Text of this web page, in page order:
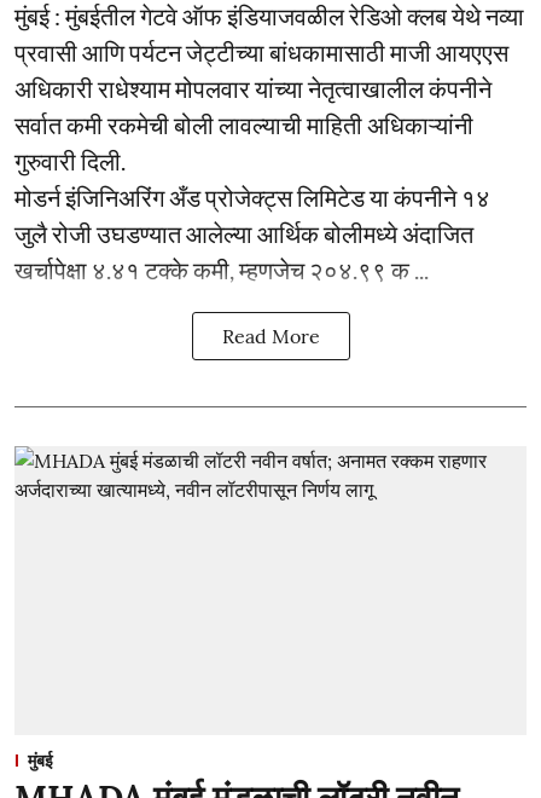
मुंबई : मुंबईतील गेटवे ऑफ इंडियाजवळील रेडिओ क्लब येथे नव्या
प्रवासी आणि पर्यटन जेट्टीच्या बांधकामासाठी माजी आयएएस
अधिकारी राधेश्याम मोपलवार यांच्या नेतृत्वाखालील कंपनीने
सर्वात कमी रकमेची बोली लावल्याची माहिती अधिकाऱ्यांनी
गुरुवारी दिली.
मोडर्न इंजिनिअरिंग अँड प्रोजेक्ट्स लिमिटेड या कंपनीने १४
जुलै रोजी उघडण्यात आलेल्या आर्थिक बोलीमध्ये अंदाजित
खर्चापेक्षा ४.४१ टक्के कमी, म्हणजेच २०४.९९ क ...
Read More
मुंबई